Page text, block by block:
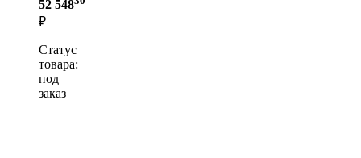
52 548
₽
Статус
товара:
под
заказ